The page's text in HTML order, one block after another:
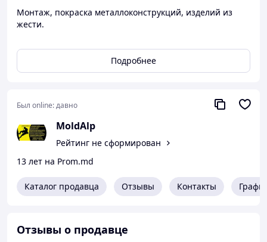
Монтаж, покраска металлоконструкций, изделий из
жести.
Подробнее
Был online:давно
MoldAlp
Рейтинг не сформирован
13 лет на Prom.md
Каталог продавца Отзывы Контакты
Отзывы о продавце